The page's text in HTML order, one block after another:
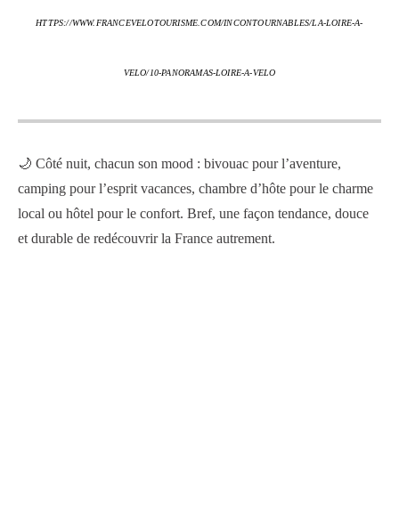
HTTPS://WWW.FRANCEVELOTOURISME.COM/INCONTOURNABLES/LA-LOIRE-A-
VELO/10-PANORAMAS-LOIRE-A-VELO
🌙 Côté nuit, chacun son mood : bivouac pour l’aventure,
camping pour l’esprit vacances, chambre d’hôte pour le charme
local ou hôtel pour le confort. Bref, une façon tendance, douce
et durable de redécouvrir la France autrement.